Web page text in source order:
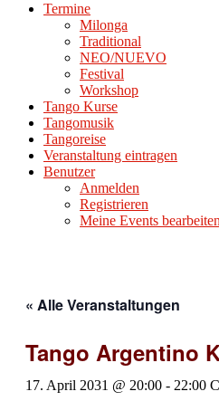
Termine
Milonga
Traditional
NEO/NUEVO
Festival
Workshop
Tango Kurse
Tangomusik
Tangoreise
Veranstaltung eintragen
Benutzer
Anmelden
Registrieren
Meine Events bearbeiten
« Alle Veranstaltungen
Tango Argentino
17. April 2031 @ 20:00 - 22:00